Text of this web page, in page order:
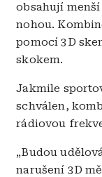
obsahují
nohou.
pomocí 3D
skokem.
Jakmile
schválen,
rádiovou
„Budou
narušení 3D